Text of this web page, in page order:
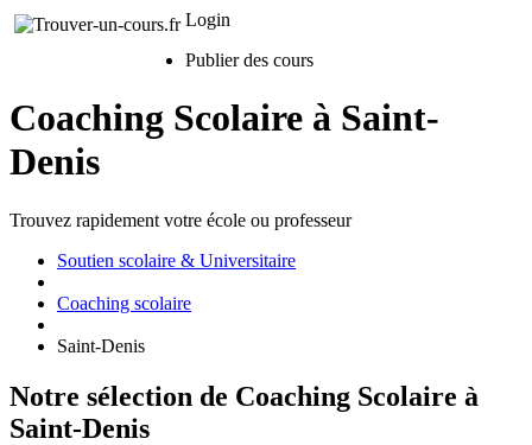
Login
Publier des cours
Coaching Scolaire à Saint-
Denis
Trouvez rapidement votre école ou professeur
Soutien scolaire & Universitaire
Coaching scolaire
Saint-Denis
Notre sélection de Coaching Scolaire à
Saint-Denis